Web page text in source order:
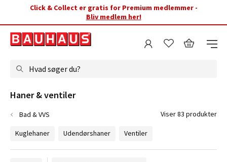
Click & Collect er gratis for Premium medlemmer -
Bliv medlem her!
Hvad søger du?
Haner & ventiler
Bad & VVS Viser 83 produkter
Kuglehaner Udendørshaner Ventiler